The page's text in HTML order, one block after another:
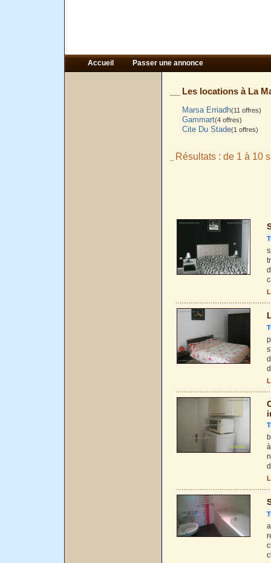
Accueil Passer une annonce
__ Les locations à La
Marsa Erriadh(11 offres)
Gammart(4 offres)
Cite Du Stade(1 offres)
Résultats : de 1 à 10